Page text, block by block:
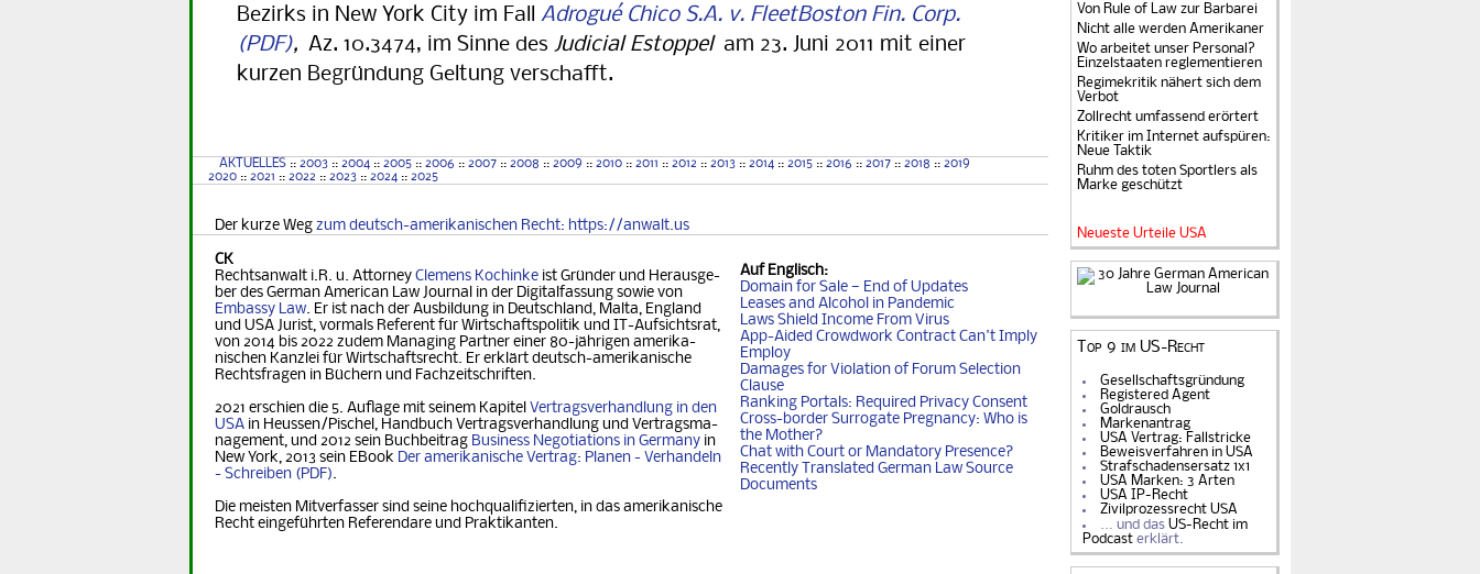
Bezirks in New York City im Fall Adrogué Chico S.A. v. FleetBoston Fin. Corp.
, Az. 10.3474, im Sinne des Judicial Estoppel am 23. Juni 2011 mit einer
kurzen Begründung Geltung verschafft.
AKTUELLES :: 2003 :: 2004 :: 2005 :: 2006 :: 2007 :: 2008 :: 2009 :: 2010 :: 2011 :: 2012 :: 2013 :: 2014 :: 2015 :: 2016 :: 2017 :: 2018 :: 2019
2020 :: 2021 :: 2022 :: 2023 :: 2024 :: 2025
Der kurze Weg zum deutsch-amerikanischen Recht: https://anwalt.us
Auf Englisch:
Domain for Sale — End of Updates
Leases and Alcohol in Pandemic
Laws Shield Income From Virus
App-Aided Crowdwork Contract Can't Imply
Employ
Damages for Violation of Forum Selection
Clause
Ranking Portals: Required Privacy Consent
Cross-border Surrogate Pregnancy: Who is
the Mother?
Chat with Court or Mandatory Presence?
Recently Translated German Law Source
Documents
CK
Rechtsanwalt i.R. u. Attorney Clemens Kochinke ist Gründer und Her­aus­ge­
ber des German Ame­ri­can Law Journal in der Digitalfassung so­wie von
Embassy Law. Er ist nach der Ausbildung in Deutschland, Mal­ta, Eng­land
und USA Jurist, vormals Referent für Wirt­schafts­politik und IT-Auf­sichtsrat,
von 2014 bis 2022 zudem Managing Part­ner einer 80-jäh­ri­gen ame­ri­ka­
nischen Kanzlei für Wirtschaftsrecht. Er erklärt deutsch-ame­ri­ka­ni­sche
Rechts­fra­gen in Büchern und Fachzeitschriften.
2021 erschien die 5. Auflage mit seinem Kapitel Vertragsverhandlung in den
USA in Heus­sen/Pischel, Handbuch Vertragsverhandlung und Ver­trags­ma­
na­ge­ment, und 2012 sein Buchbeitrag Business Nego­ti­ati­ons in Ger­ma­ny in
New York, 2013 sein EBook Der ame­ri­ka­ni­sche Vertrag: Planen - Ver­han­deln
- Schreiben
.
Die meisten Mitverfasser sind seine hochqualifizierten, in das amerikanische
Recht eingeführten Referendare und Praktikanten.
Von Rule of Law zur Barbarei
Nicht alle werden Amerikaner
Wo arbeitet unser Personal?
Einzelstaaten reglementieren
Regimekritik nähert sich dem
Verbot
Zollrecht umfassend erörtert
Kritiker im Internet aufspüren:
Neue Taktik
Ruhm des toten Sportlers als
Marke geschützt
Neueste Urteile USA
Top 9 im US-Recht
Gesellschaftsgründung
Registered Agent
Goldrausch
Markenantrag
USA Vertrag: Fallstricke
Beweisverfahren in USA
Strafschadensersatz 1x1
USA Marken: 3 Arten
USA IP-Recht
Zivilprozessrecht USA
… und dasUS-Recht im
Podcast erklärt.